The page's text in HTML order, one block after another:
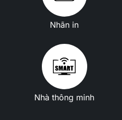
Nhãn in
Nhà thông minh